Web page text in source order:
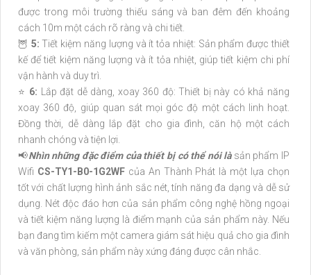
được trong môi trường thiếu sáng và ban đêm đến khoảng
cách 10m một cách rõ ràng và chi tiết.
🦉 5: Tiết kiệm năng lượng và ít tỏa nhiệt: Sản phẩm được thiết
kế để tiết kiệm năng lượng và ít tỏa nhiệt, giúp tiết kiệm chi phí
vận hành và duy trì.
⭐ 6: Lắp đặt dễ dàng, xoay 360 độ: Thiết bị này có khả năng
xoay 360 độ, giúp quan sát mọi góc độ một cách linh hoạt.
Đồng thời, dễ dàng lắp đặt cho gia đình, căn hộ một cách
nhanh chóng và tiện lợi.
📢Nhìn những đặc điểm của thiết bị có thể nói là sản phẩm IP
Wifi CS-TY1-B0-1G2WF của An Thành Phát là một lựa chọn
tốt với chất lượng hình ảnh sắc nét, tính năng đa dạng và dễ sử
dụng. Nét độc đáo hơn của sản phẩm công nghệ hồng ngoại
và tiết kiệm năng lượng là điểm mạnh của sản phẩm này. Nếu
bạn đang tìm kiếm một camera giám sát hiệu quả cho gia đình
và văn phòng, sản phẩm này xứng đáng được cân nhắc.